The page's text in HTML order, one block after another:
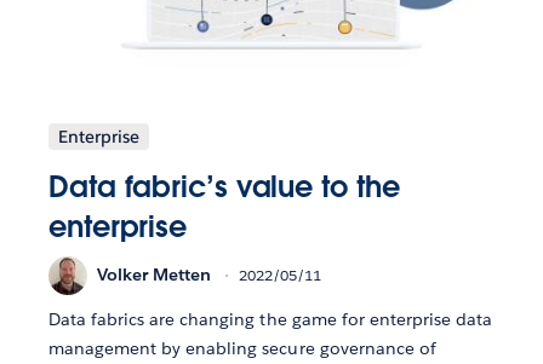
Enterprise
Data fabric’s value to the
enterprise
Volker Metten 2022/05/11
Data fabrics are changing the game for enterprise data
management by enabling secure governance of